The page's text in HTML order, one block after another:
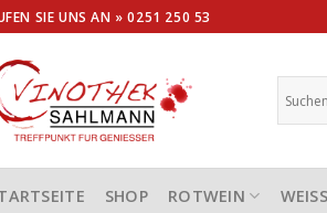
SIE UNS AN »0251 250 53
SHOP ROTWEIN